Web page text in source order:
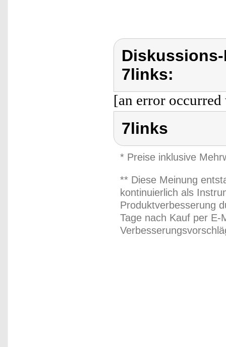
7links:
[an error
7links
* Preise inklusive
** Diese Meinung
kontinuierlich als
Produktverbesserung
Tage nach Kauf per E-